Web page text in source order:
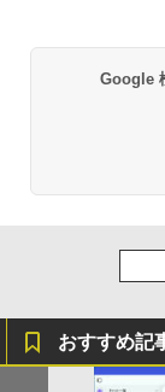
Google
おすすめ記